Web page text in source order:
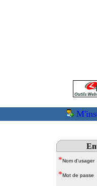
*Nom d'usager
*Mot de passe